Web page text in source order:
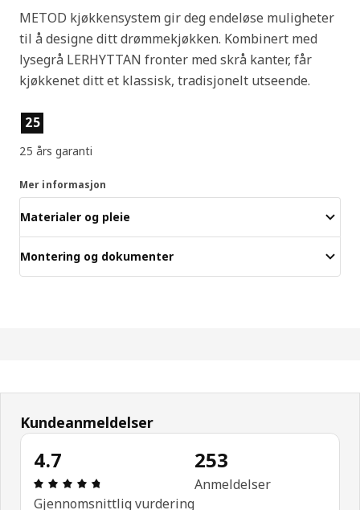
METOD kjøkkensystem gir deg endeløse muligheter
til å designe ditt drømmekjøkken. Kombinert med
lysegrå LERHYTTAN fronter med skrå kanter, får
kjøkkenet ditt et klassisk, tradisjonelt utseende.
Produktfunksjoner
25
25 års garanti
Mer informasjon
Materialer og pleie
Montering og dokumenter
Kundeanmeldelser
4.7
Produktomtale: 4.7 ingen kundevurdering 5
Gjennomsnittlig vurdering
253
Anmeldelser